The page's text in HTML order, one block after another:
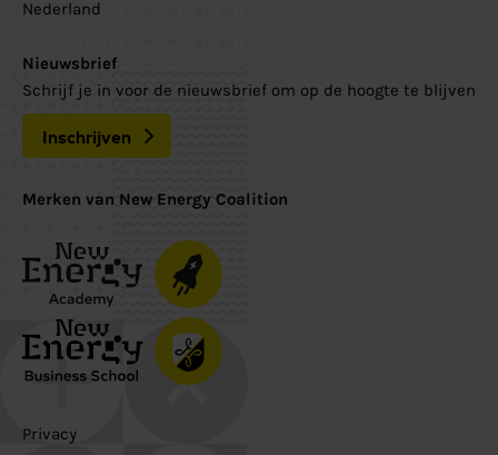
Nederland
Nieuwsbrief
Schrijf je in voor de nieuwsbrief om op de hoogte te blijven
Inschrijven
Merken van New Energy Coalition
Privacy